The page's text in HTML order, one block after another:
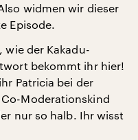
widmen wir dieser
Episode.
wie der Kakadu-
bekommt ihr hier!
Patricia bei der
Moderationskind
nur so halb. Ihr wisst